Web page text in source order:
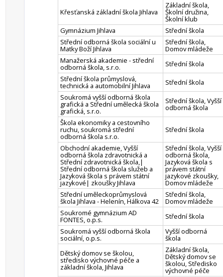
Křesťanská základní škola Jihlava
Základní škola,
Školní družina,
Školní klub
Gymnázium Jihlava
Střední škola
Střední odborná škola sociální u
Matky Boží Jihlava
Střední škola,
Domov mládeže
Manažerská akademie - střední
odborná škola, s.r.o.
Střední škola
Střední škola průmyslová,
technická a automobilní Jihlava
Střední škola
Soukromá vyšší odborná škola
grafická a Střední umělecká škola
grafická, s.r.o.
Střední škola, Vyšší
odborná škola
Škola ekonomiky a cestovního
ruchu, soukromá střední
odborná škola s.r.o.
Střední škola
Obchodní akademie, Vyšší
odborná škola zdravotnická a
Střední zdravotnická škola,|
Střední odborná škola služeb a
Jazyková škola s právem státní
jazykové| zkoušky Jihlava
Střední škola, Vyšší
odborná škola,
Jazyková škola s
právem státní
jazykové zkoušky,
Domov mládeže
Střední uměleckoprůmyslová
škola Jihlava - Helenín, Hálkova 42
Střední škola,
Domov mládeže
Soukromé gymnázium AD
FONTES, o.p.s.
Střední škola
Soukromá vyšší odborná škola
sociální, o.p.s.
Vyšší odborná
škola
Dětský domov se školou,
středisko výchovné péče a
základní škola, Jihlava
Základní škola,
Dětský domov se
školou, Středisko
výchovné péče